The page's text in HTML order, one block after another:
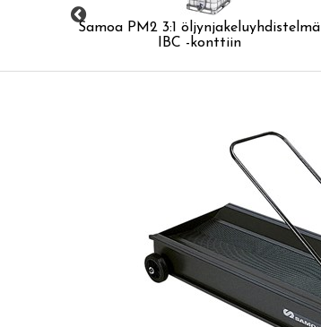
Samoa PM2 3:1 öljynjakeluyhdistelmä
IBC -konttiin